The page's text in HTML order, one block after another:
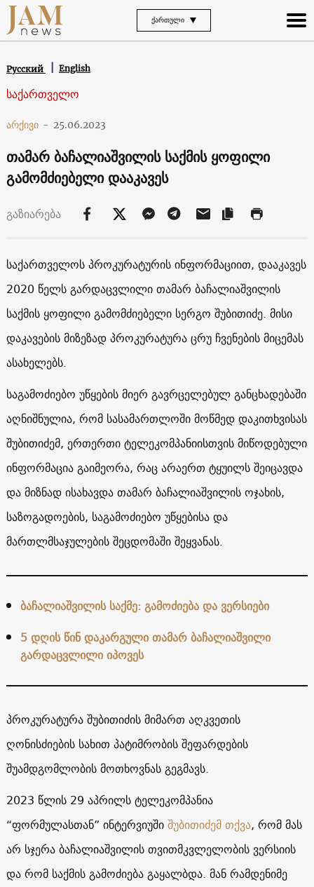
ᲥᲐᲠᲗᲣᲚᲘ
Русский English
საქართველო
არქივი - 25.06.2023
თამარ ბაჩალიაშვილის საქმის ყოფილი
გამომძიებელი დააკავეს
გაზიარება
საქართველოს პროკურატურის ინფორმაციით, დააკავეს
2020 წელს გარდაცვლილი თამარ ბაჩალიაშვილის
საქმის ყოფილი გამომძიებელი სერგო შუბითიძე. მისი
დაკავების მიზეზად პროკურატურა ცრუ ჩვენების მიცემას
ასახელებს.
საგამოძიებო უწყების მიერ გავრცელებულ განცხადებაში
აღნიშნულია, რომ სასამართლოში მოწმედ დაკითხვისას
შუბითიძემ, ერთერთი ტელეკომპანიისთვის მიწოდებული
ინფორმაცია გაიმეორა, რაც არაერთ ტყუილს შეიცავდა
და მიზნად ისახავდა თამარ ბაჩალიაშვილის ოჯახის,
საზოგადოების, საგამოძიებო უწყებისა და
მართლმსაჯულების შეცდომაში შეყვანას.
ბაჩალიაშვილის საქმე: გამოძიება და ვერსიები
5 დღის წინ დაკარგული თამარ ბაჩალიაშვილი
გარდაცვლილი იპოვეს
პროკურატურა შუბითიძის მიმართ აღკვეთის
ღონისძიების სახით პატიმრობის შეფარდების
შუამდგომლობის მოთხოვნას გეგმავს.
2023 წლის 29 აპრილს ტელეკომპანია
“ფორმულასთან” ინტერვიუშიშუბითიძემ თქვა, რომ მას
არ სჯერა ბაჩალიაშვილის თვითმკვლელობის ვერსიის
და რომ საქმის გამოძიება გაყალბდა. მან რამდენიმე